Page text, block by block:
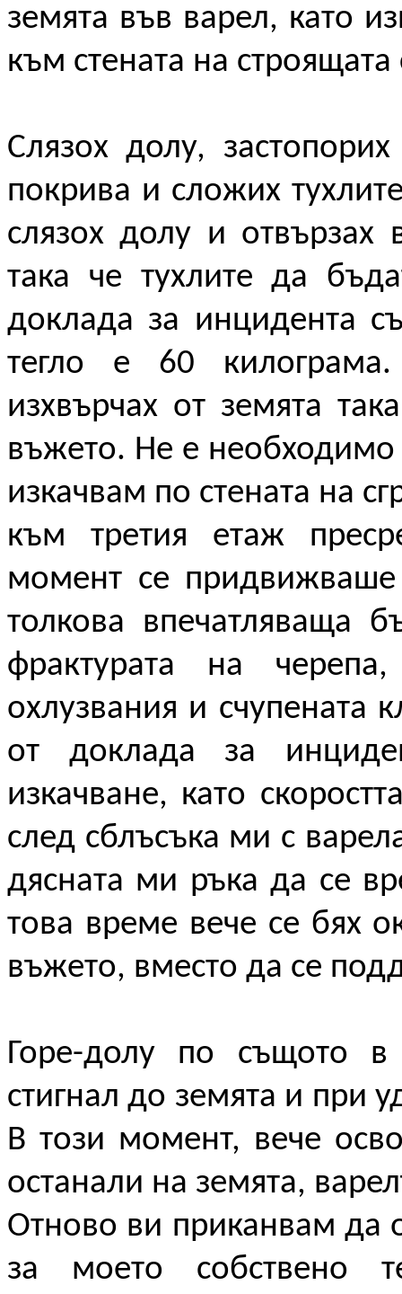
земята във варел, като
към стената на строящата
Слязох долу,
покрива и сложих
слязох долу и
така че тухлите да
доклада за инцидента
тегло е 60
изхвърчах от земята
въжето. Не е
изкачвам по стената на
към третия етаж
момент се
толкова впечатляваща
фрактурата на
охлузвания и счупената
от доклада за
изкачване, като
след сблъсъка ми с
дясната ми ръка да се
това време вече се бях
въжето, вместо да се
Горе-долу по същото
стигнал до земята и при
В този момент, вече
останали на земята,
Отново ви приканвам да
за моето собствено